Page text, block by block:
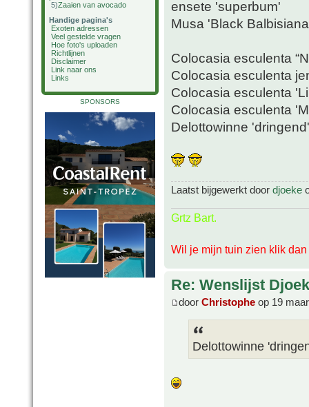
5)Zaaien van avocado
Handige pagina's
Exoten adressen
Veel gestelde vragen
Hoe foto's uploaden
Richtlijnen
Disclaimer
Link naar ons
Links
SPONSORS
ensete 'superbum'
Musa 'Black
Colocasia esculenta
Colocasia esculenta
Colocasia esculenta
Colocasia esculenta
Delottowinne
Laatst bijgewerkt door djoeke
Grtz Bart.
Wil je mijn tuin zien klik dan
Re: Wenslijst
door Christophe op 19
Delottowinne